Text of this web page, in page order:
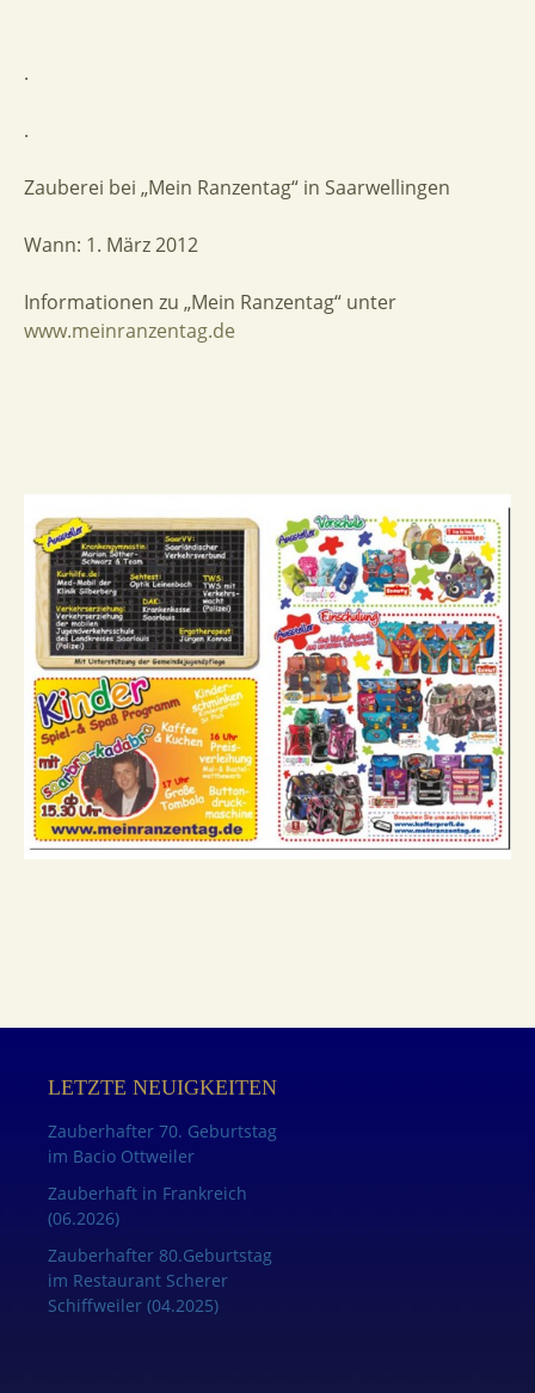
.
.
Zauberei bei „Mein Ranzentag“ in Saarwellingen
Wann: 1. März 2012
Informationen zu „Mein Ranzentag“ unter
www.meinranzentag.de
LETZTE NEUIGKEITEN
Zauberhafter 70. Geburtstag
im Bacio Ottweiler
Zauberhaft in Frankreich
(06.2026)
Zauberhafter 80.Geburtstag
im Restaurant Scherer
Schiffweiler (04.2025)